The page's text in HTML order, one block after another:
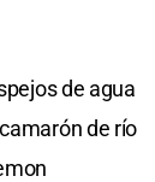
de agua
de río